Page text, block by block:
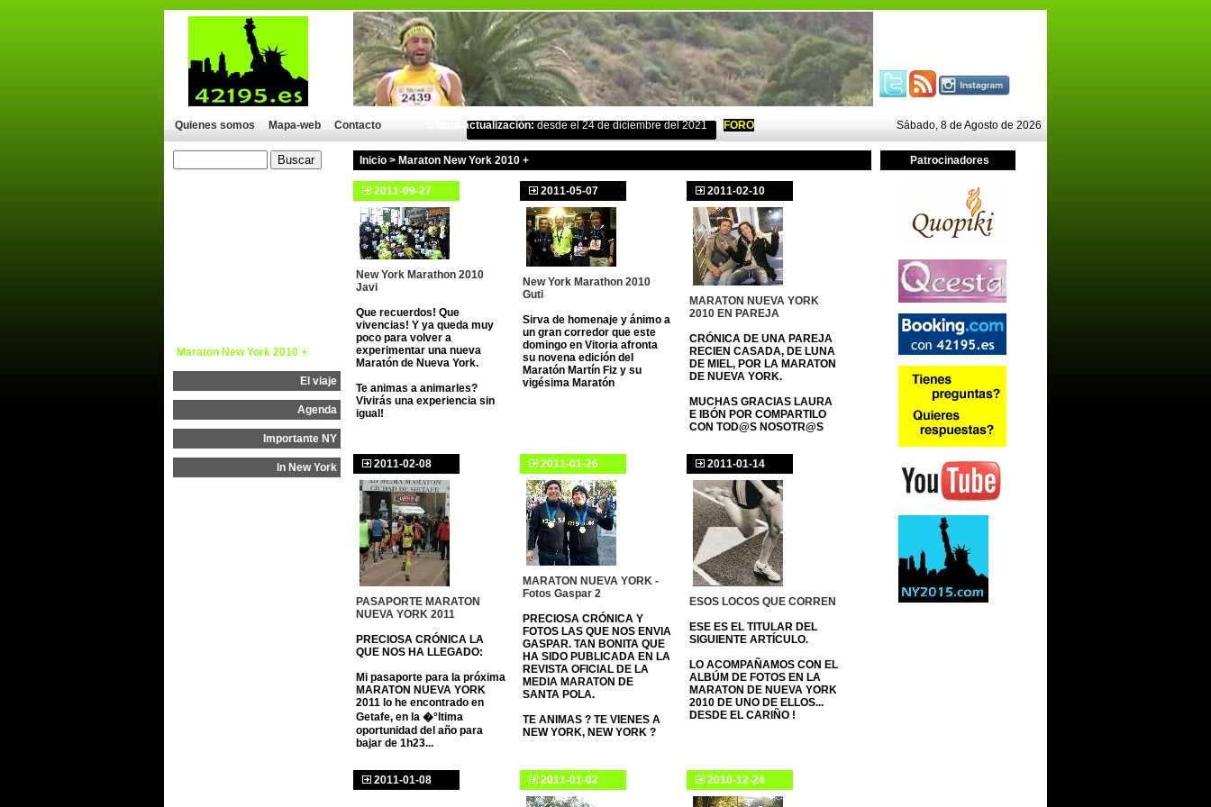
Quienes somos Mapa-web Contacto Última actualización: desde el 24 de diciembre del 2021 FORO Sábado, 8 de Agosto de 2026
Maraton New York 2010 +
El viaje
Agenda
Importante NY
In New York
Inicio > Maraton New York 2010 +
2011-09-27
New York Marathon 2010
Javi
Que recuerdos! Que
vivencias! Y ya queda muy
poco para volver a
experimentar una nueva
Maratón de Nueva York.
Te animas a animarles?
Vivirás una experiencia sin
igual!
2011-05-07
New York Marathon 2010
Guti
Sirva de homenaje y ánimo a
un gran corredor que este
domingo en Vitoria afronta
su novena edición del
Maratón Martín Fiz y su
vigésima Maratón
2011-02-10
MARATON NUEVA YORK
2010 EN PAREJA
CRÓNICA DE UNA PAREJA
RECIEN CASADA, DE LUNA
DE MIEL, POR LA MARATON
DE NUEVA YORK.
MUCHAS GRACIAS LAURA
E IBÓN POR COMPARTILO
CON TOD@S NOSOTR@S
2011-02-08
PASAPORTE MARATON
NUEVA YORK 2011
PRECIOSA CRÓNICA LA
QUE NOS HA LLEGADO:
Mi pasaporte para la próxima
MARATON NUEVA YORK
2011 lo he encontrado en
Getafe, en la �°ltima
oportunidad del año para
bajar de 1h23...
2011-01-26
MARATON NUEVA YORK -
Fotos Gaspar 2
PRECIOSA CRÓNICA Y
FOTOS LAS QUE NOS ENVIA
GASPAR. TAN BONITA QUE
HA SIDO PUBLICADA EN LA
REVISTA OFICIAL DE LA
MEDIA MARATON DE
SANTA POLA.
TE ANIMAS ? TE VIENES A
NEW YORK, NEW YORK ?
2011-01-14
ESOS LOCOS QUE CORREN
ESE ES EL TITULAR DEL
SIGUIENTE ARTÍCULO.
LO ACOMPAÑAMOS CON EL
ALBÚM DE FOTOS EN LA
MARATON DE NUEVA YORK
2010 DE UNO DE ELLOS...
DESDE EL CARIÑO !
2011-01-08 2011-01-02 2010-12-24
Patrocinadores